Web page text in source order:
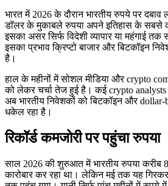
भारत में 2026 के दौरान भारतीय रुपये पर दबाव
डॉलर के मुकाबले रुपया अपने इतिहास के सबसे
इसका असर सिर्फ विदेशी व्यापार या महंगाई तक
इसका प्रभाव क्रिप्टो बाजार और बिटकॉइन
है।
हाल के महीनों में सोशल मीडिया और crypto
को लेकर चर्चा तेज हुई है। कई crypto analysts
अब भारतीय निवेशकों को बिटकॉइन और
धकेल रहा है।
रिकॉर्ड कमजोरी पर पहुंचा रुपया
साल 2026 की शुरुआत में भारतीय रुपया करीब
कारोबार कर रहा था। लेकिन मई तक यह